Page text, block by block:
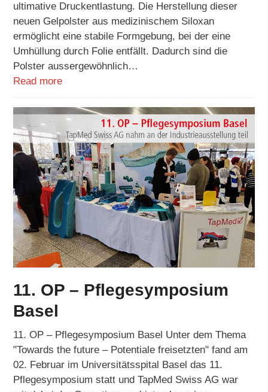
ultimative Druckentlastung. Die Herstellung dieser
neuen Gelpolster aus medizinischem Siloxan
ermöglicht eine stabile Formgebung, bei der eine
Umhüllung durch Folie entfällt. Dadurch sind die
Polster aussergewöhnlich…
Read more
11. OP – Pflegesymposium
Basel
11. OP – Pflegesymposium Basel Unter dem Thema
"Towards the future – Potentiale freisetzten" fand am
02. Februar im Universitätsspital Basel das 11.
Pflegesymposium statt und TapMed Swiss AG war